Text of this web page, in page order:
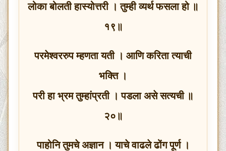
लोका बोलती हास्योत्तरी । तुम्ही व्यर्थ फसला हो ॥
१९॥
परमेश्वररुप म्हणता यती । आणि करिता त्याची
भक्ति ।
परी हा भ्रम तुम्हांप्रती । पडला असे सत्यची ॥
२०॥
पाहोनि तुमचे अज्ञान । याचे वाढले ढोंग पूर्ण ।